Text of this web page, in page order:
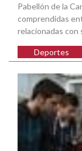
Pabellón de la
comprendidas
relacionadas
Deportes